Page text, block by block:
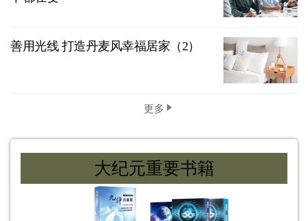
善用光线 打造丹麦风幸福居家（2）
更多
大纪元重要书籍